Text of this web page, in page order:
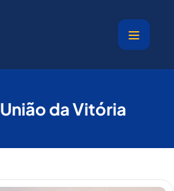
União da Vitória